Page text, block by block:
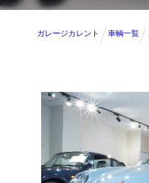
ガレージカレント 車輌一覧